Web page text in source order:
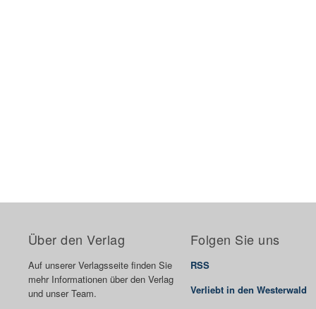
Über den Verlag
Auf unserer Verlagsseite finden Sie
mehr Informationen über den Verlag
und unser Team.
Folgen Sie uns
RSS
Verliebt in den Westerwald